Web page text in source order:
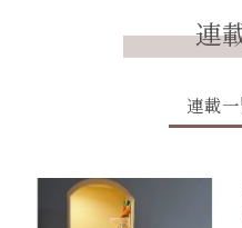
連
連載